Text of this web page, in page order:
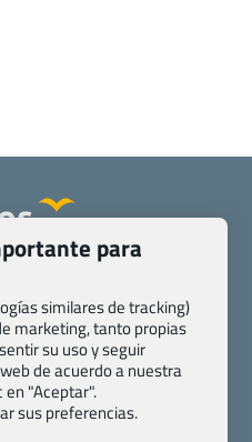
disposiciones específicas
Registro de agencias
Condiciones generales
Transparencia
– sitemap
para
similares de tracking)
marketing, tanto propias
su uso y seguir
de acuerdo a nuestra
en "Aceptar".
sus preferencias.